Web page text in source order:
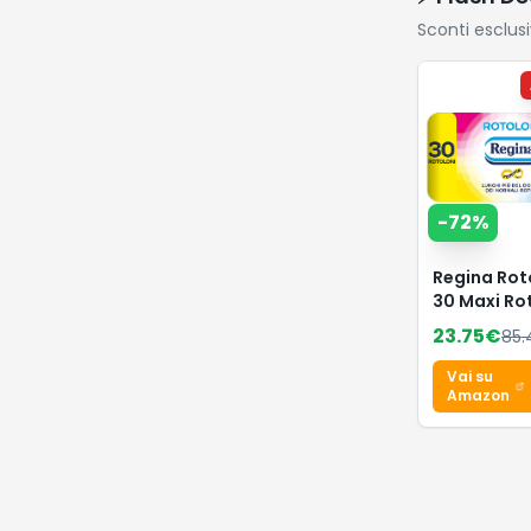
Sconti
-72%
Regina
30 Maxi
Carta
Veli
23.75€
Vai su
Amazon